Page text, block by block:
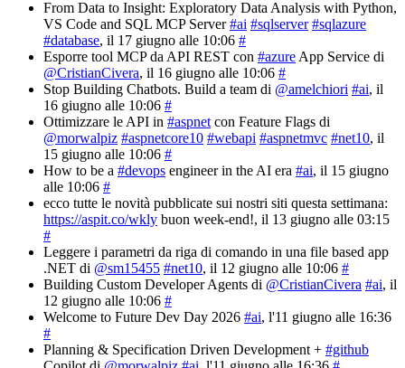
From Data to Insight: Exploratory Data Analysis with Python,
VS Code and SQL MCP Server#ai #sqlserver #sqlazure
#database, il 17 giugno alle 10:06 #
Esporre tool MCP da API REST con #azure App Service di
@CristianCivera, il 16 giugno alle 10:06 #
Stop Building Chatbots. Build a team di @amelchiori #ai, il
16 giugno alle 10:06 #
Ottimizzare le API in #aspnet con Feature Flags di
@morwalpiz #aspnetcore10 #webapi #aspnetmvc #net10, il
15 giugno alle 10:06 #
How to be a #devops engineer in the AI era #ai, il 15 giugno
alle 10:06 #
ecco tutte le novità pubblicate sui nostri siti questa settimana:
https://aspit.co/wkly buon week-end!, il 13 giugno alle 03:15
#
Leggere i parametri da riga di comando in una file based app
.NET di @sm15455 #net10, il 12 giugno alle 10:06 #
Building Custom Developer Agents di @CristianCivera #ai, il
12 giugno alle 10:06 #
Welcome to Future Dev Day 2026 #ai, l'11 giugno alle 16:36
#
Planning & Specification Driven Development + #github